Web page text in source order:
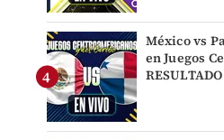
México vs
en Juegos
RESULTADO